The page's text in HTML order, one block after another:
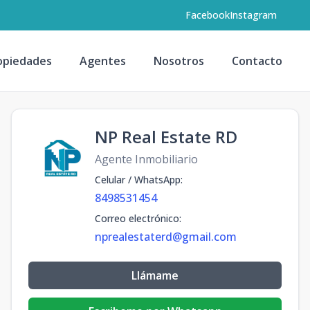
FacebookInstagram
Agentes Nosotros Contacto
NP Real Estate RD
Agente Inmobiliario
Celular / WhatsApp:
8498531454
Correo electrónico:
nprealestaterd@gmail.com
Llámame